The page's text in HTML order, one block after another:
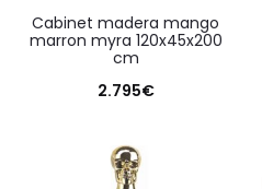
cabinet madera mango
marron myra 120x45x200
cm
2.795€